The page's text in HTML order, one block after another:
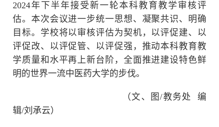
2024年下半年接受新一轮本科教育教学审核评
估。本次会议进一步统一思想、凝聚共识、明确
目标。学校将以审核评估为契机，以评促建、以
评促改、以评促管、以评促强，推动本科教育教
学质量和水平再上新台阶，全面推进建设特色鲜
明的世界一流中医药大学的步伐。
（文、图/教务处 编
辑/刘承云）